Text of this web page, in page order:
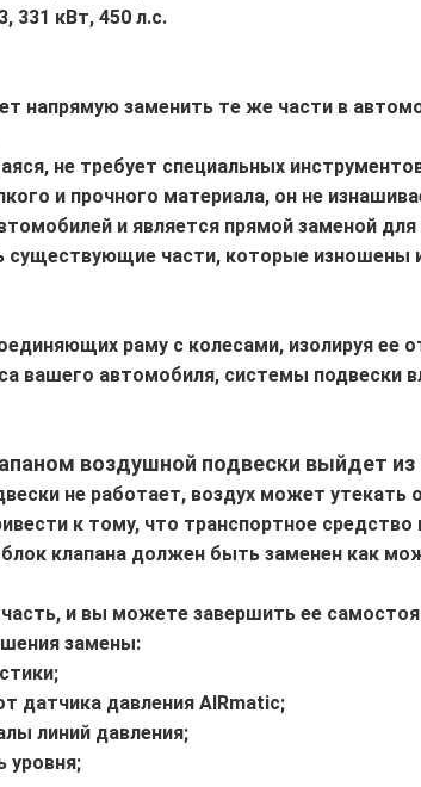
331 кВт, 450 л.с.
напрямую заменить те же части в
не требует специальных
и прочного материала, он не
и является прямой заменой для
существующие части, которые изношены
раму с колесами, изолируя ее
вашего автомобиля, системы подвески
воздушной подвески выйдет из
не работает, воздух может утекать
к тому, что транспортное
клапана должен быть заменен как
и вы можете завершить ее
замены:
датчика давления AIRmatic;
линий давления;
уровня;